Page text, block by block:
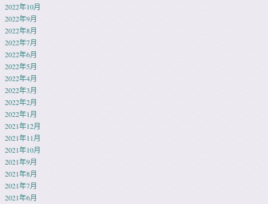
2022年10月
2022年9月
2022年8月
2022年7月
2022年6月
2022年5月
2022年4月
2022年3月
2022年2月
2022年1月
2021年12月
2021年11月
2021年10月
2021年9月
2021年8月
2021年7月
2021年6月